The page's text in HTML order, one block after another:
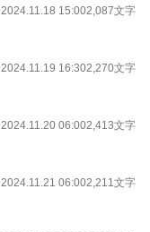
2024.11.18 15:002,087文字
2024.11.19 16:302,270文字
2024.11.20 06:002,413文字
2024.11.21 06:002,211文字